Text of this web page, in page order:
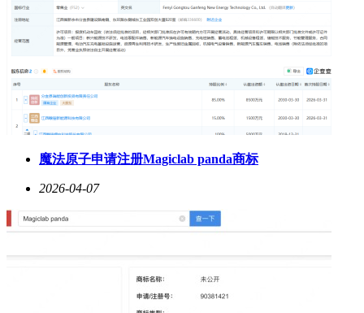
魔法原子申请注册Magiclab panda商标
2026-04-07